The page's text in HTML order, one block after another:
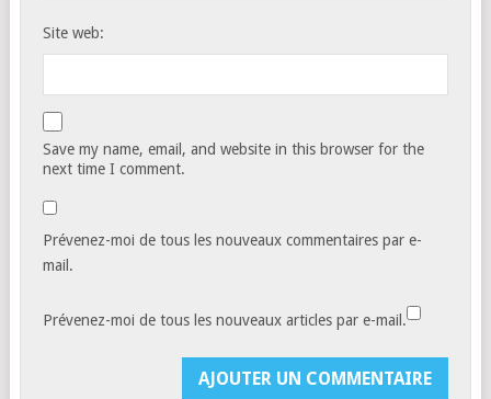
Site web:
Save my name, email, and website in this browser for the
next time I comment.
Prévenez-moi de tous les nouveaux commentaires par e-
mail.
Prévenez-moi de tous les nouveaux articles par e-mail.